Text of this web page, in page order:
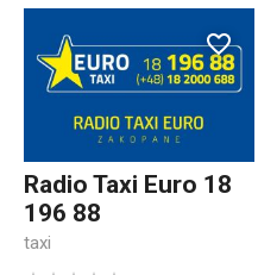
Radio Taxi Euro 18
196 88
taxi